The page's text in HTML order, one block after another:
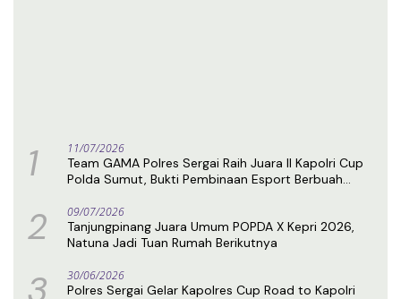
1 11/07/2026
Team GAMA Polres Sergai Raih Juara II Kapolri Cup
Polda Sumut, Bukti Pembinaan Esport Berbuah
2 09/07/2026
Tanjungpinang Juara Umum POPDA X Kepri 2026,
Natuna Jadi Tuan Rumah Berikutnya
30/06/2026
Polres Sergai Gelar Kapolres Cup Road to Kapolri